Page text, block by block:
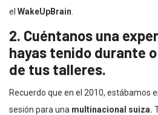
el WakeUpBrain
2. Cuéntanos una
hayas tenido durante
de tus talleres.
Recuerdo que en el 2010, estábamos
sesión para una multinacional suiza.